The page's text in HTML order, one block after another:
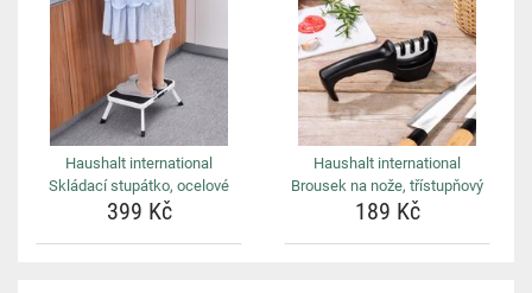
Haushalt international
Skládací stupátko, ocelové
399 Kč
Haushalt international
Brousek na nože, třístupňový
189 Kč